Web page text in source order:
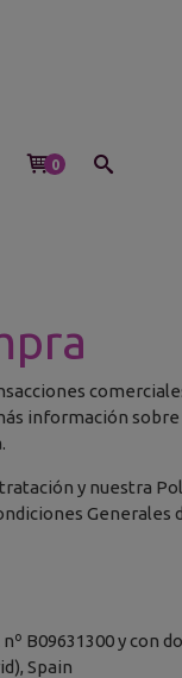
0
información sobre
y nuestra
Generales
B09631300 y con
Spain